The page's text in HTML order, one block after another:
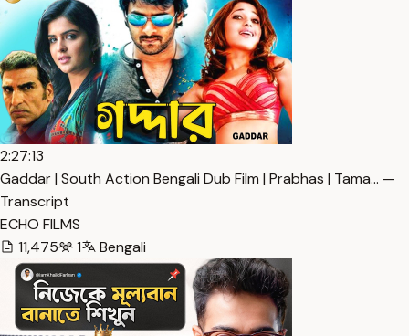
2:27:13
Gaddar | South Action Bengali Dub Film | Prabhas | Tama… —
Transcript
ECHO FILMS
11,475
1 Bengali